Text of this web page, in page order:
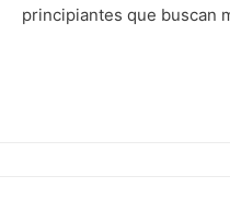
principiantes que buscan